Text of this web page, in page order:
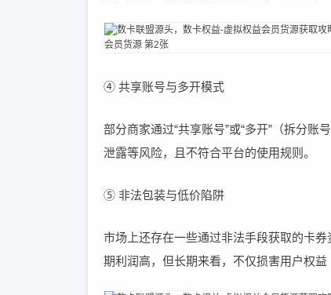
④ 共享账号与多开模式
部分商家通过“共享账号”或“多开”（拆分
泄露等风险，且不符合平台的使用规则。
⑤ 非法包装与低价陷阱
市场上还存在一些通过非法手段获取的卡
期利润高，但长期来看，不仅损害用户权